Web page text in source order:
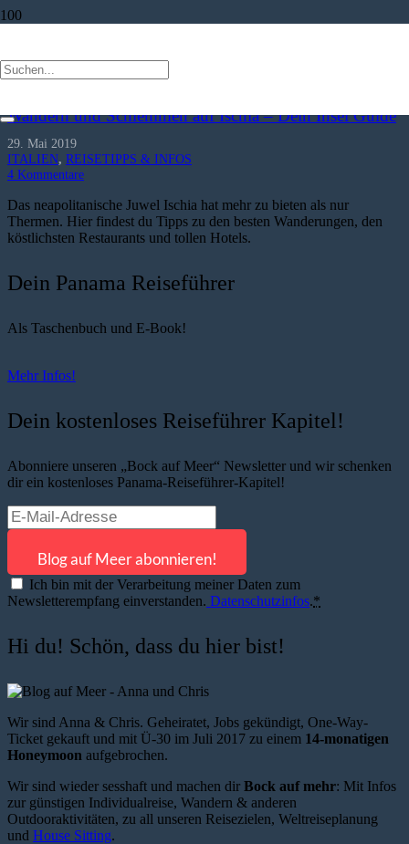
Reiseführer
Wandern und Schlemmen auf Ischia – Dein Insel Guide
29. Mai 2019
ITALIEN, REISETIPPS & INFOS
4 Kommentare
Das neapolitanische Juwel Ischia hat mehr zu bieten als nur
Thermen. Hier findest du Tipps zu den besten Wanderungen, den
köstlichsten Restaurants und tollen Hotels.
Dein Panama Reiseführer
Als Taschenbuch und E-Book!
Mehr Infos!
Dein kostenloses Reiseführer Kapitel!
Abonniere unseren „Bock auf Meer“ Newsletter und wir schenken
dir ein kostenloses Panama-Reiseführer-Kapitel!
Ich bin mit der Verarbeitung meiner Daten zum
Newsletterempfang einverstanden. Datenschutzinfos.*
Hi du! Schön, dass du hier bist!
Wir sind Anna & Chris. Geheiratet, Jobs gekündigt, One-Way-
Ticket gekauft und mit Ü-30 im Juli 2017 zu einem 14-monatigen
Honeymoon aufgebrochen.
Wir sind wieder sesshaft und machen dir Bock auf mehr: Mit Infos
zur günstigen Individualreise, Wandern & anderen
Outdooraktivitäten, zu all unseren Reisezielen, Weltreiseplanung
und House Sitting.